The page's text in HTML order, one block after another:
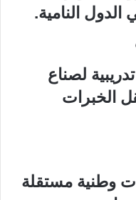
النامية.
لصناع
الخبرات
وطنية مستقلة